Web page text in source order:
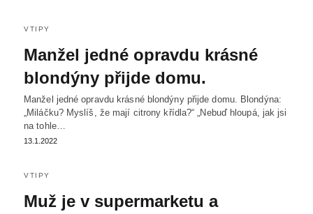
VTIPY
Manžel jedné opravdu krásné
blondýny přijde domu.
Manžel jedné opravdu krásné blondýny přijde domu. Blondýna:
„Miláčku? Myslíš, že mají citrony křídla?“ „Nebuď hloupá, jak jsi
na tohle…
13.1.2022
VTIPY
Muž je v supermarketu a